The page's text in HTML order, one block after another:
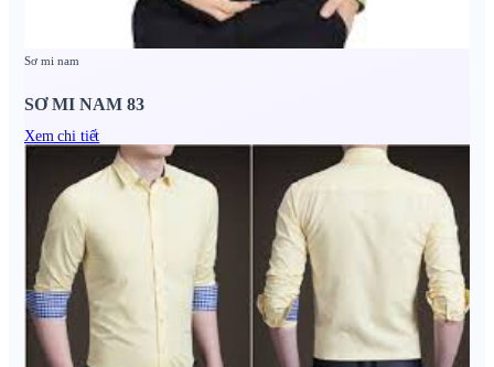
Sơ mi nam
SƠ MI NAM 83
Xem chi tiết